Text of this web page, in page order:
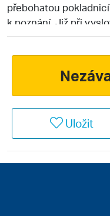
přebohatou
k poznání. Již při
z nás se vybaví
světoznámé
paláce zdobí
při nákupech
pouličního prodejce…
jednou z nejstarších
území dnešního
Uložit